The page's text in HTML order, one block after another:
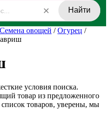
Найти
Семена овощей /Огурец /
условия поиска.
товар из предложенного
товаров, уверены, мы